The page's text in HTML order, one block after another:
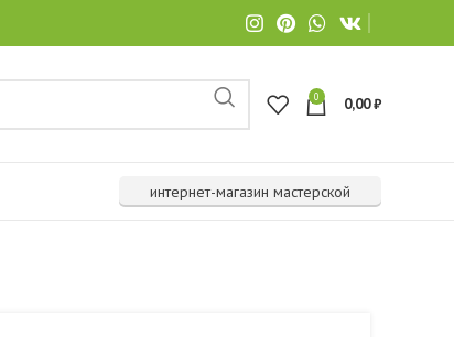
0 0,00₽
интернет-магазин мастерской